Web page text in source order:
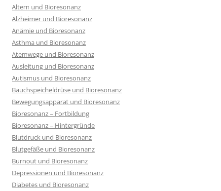
Altern und Bioresonanz
Alzheimer und Bioresonanz
Anämie und Bioresonanz
Asthma und Bioresonanz
Atemwege und Bioresonanz
Ausleitung und Bioresonanz
Autismus und Bioresonanz
Bauchspeicheldrüse und Bioresonanz
Bewegungsapparat und Bioresonanz
Bioresonanz – Fortbildung
Bioresonanz – Hintergründe
Blutdruck und Bioresonanz
Blutgefäße und Bioresonanz
Burnout und Bioresonanz
Depressionen und Bioresonanz
Diabetes und Bioresonanz